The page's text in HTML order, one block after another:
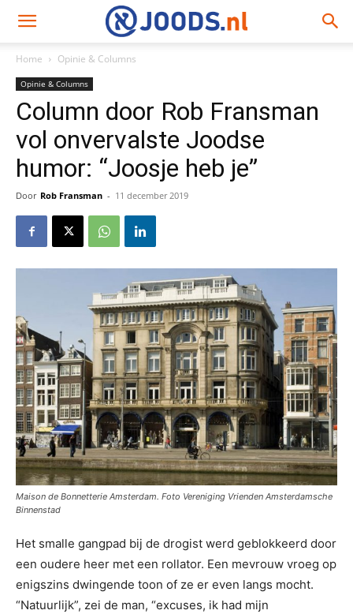
Home Opinie & Columns
Opinie & Columns
Column door Rob Fransman
vol onvervalste Joodse
humor: “Joosje heb je”
Door Rob Fransman - 11 december 2019
Maison de Bonnetterie Amsterdam. Foto Vereniging Vrienden Amsterdamsche
Binnenstad
Het smalle gangpad bij de drogist werd geblokkeerd door
een oudere heer met een rollator. Een mevrouw vroeg op
enigszins dwingende toon of ze er even langs mocht.
“Natuurlijk”, zei de man, “excuses, ik had mijn